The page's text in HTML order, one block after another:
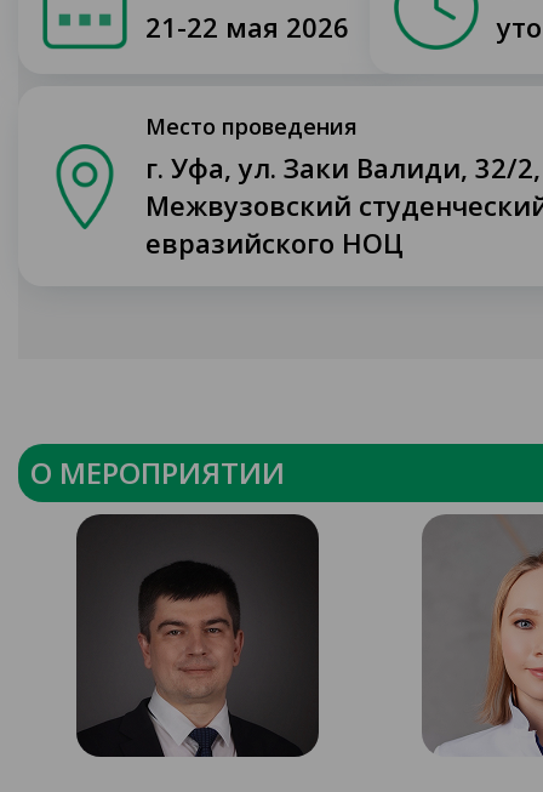
21-22 мая 2026
Место проведения
г. Уфа, ул. Заки Валиди, 32/2,
Межвузовский
евразийского НОЦ
О МЕРОПРИЯТИИ